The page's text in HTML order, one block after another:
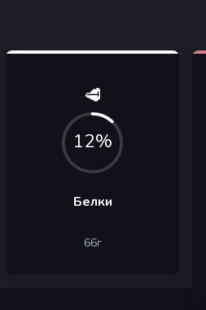
🥩
12%
Белки
66г